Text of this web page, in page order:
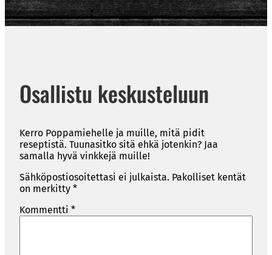
Osallistu keskusteluun
Kerro Poppamiehelle ja muille, mitä pidit
reseptistä. Tuunasitko sitä ehkä jotenkin? Jaa
samalla hyvä vinkkejä muille!
Sähköpostiosoitettasi ei julkaista. Pakolliset kentät
on merkitty *
Kommentti *